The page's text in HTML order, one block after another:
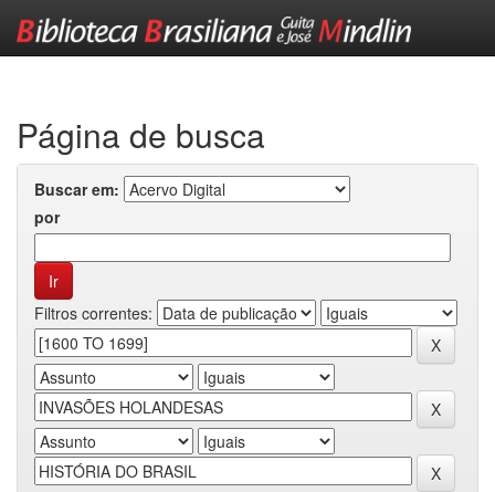
Página de busca
Buscar em:
por
Filtros correntes: